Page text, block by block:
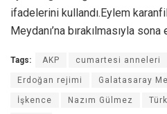
ifadelerini kullandı.Eylem
Meydanı’na bırakılmasıyla sona
Tags: AKP cumartesi anneleri
Erdoğan rejimi Galatasaray
İşkence Nazım Gülmez